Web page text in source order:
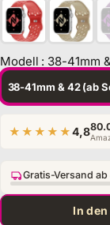
Modell : 38-41mm
Modell
38-41mm & 42 (ab
★★★★★4,8
Gratis-Versand ab
In